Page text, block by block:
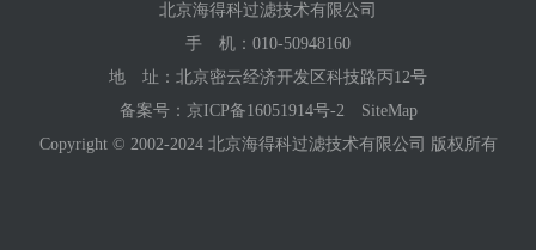
北京海得科过滤技术有限公司
手 机： 010-50948160
地 址：北京密云经济开发区科技路丙12号
备案号： 京ICP备16051914号-2
SiteMap
Copyright © 2002-2024 北京海得科过滤技术有限公司 版权所有